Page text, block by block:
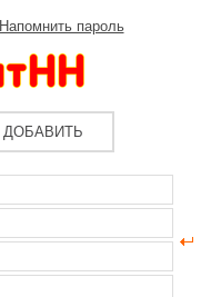
Напомнить пароль
ДОБАВИТЬ